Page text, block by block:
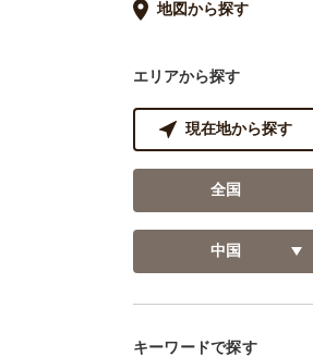
地図から探す
エリアから探す
現在地から探す
全国
中国
キーワードで探す